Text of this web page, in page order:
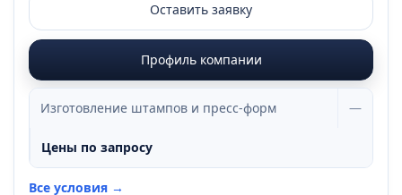
Оставить заявку
Профиль компании
Изготовление штампов и пресс-форм —
Цены по запросу
Все условия →